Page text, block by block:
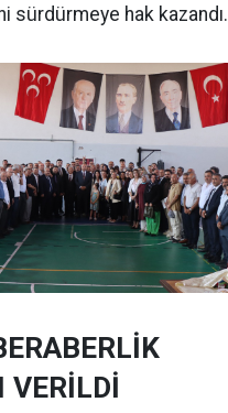
sürdürmeye hak kazandı.
VERİLDİ